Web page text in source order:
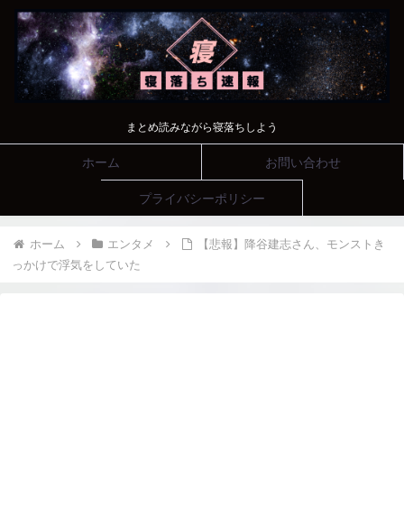
まとめ読みながら寝落ちしよう
ホーム お問い合わせ
プライバシーポリシー
ホーム エンタメ
【悲報】降谷建志さん、モンストき
っかけで浮気をしていた